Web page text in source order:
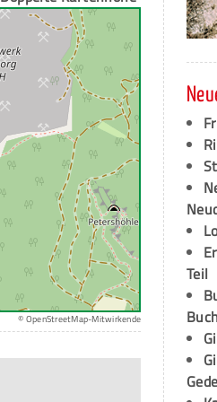
© OpenStreetMap-Mitwirkende
Teil